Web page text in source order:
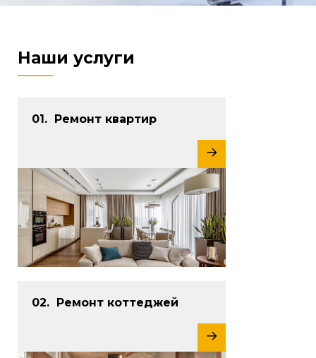
Наши услуги
Ремонт квартир
Ремонт коттеджей